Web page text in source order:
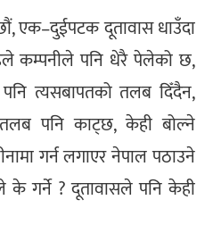
एक–दुईपटक दूतावास धाउँदा
कम्पनीले पनि धेरै पेलेको छ,
त्यसबापतको तलब दिँदैन,
पनि काट्छ, केही बोल्ने
गर्न लगाएर नेपाल पठाउने
के गर्ने ? दूतावासले पनि केही